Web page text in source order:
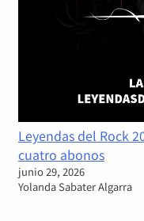
Leyendas del Rock
cuatro abonos
junio 29, 2026
Yolanda Sabater Algarra